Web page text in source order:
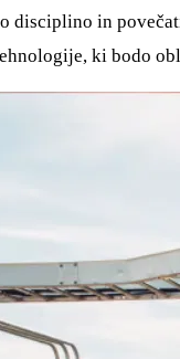
disciplino in
ki bodo